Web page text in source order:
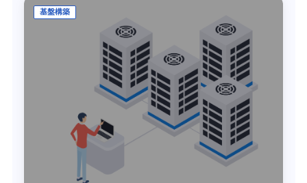
基盤構築